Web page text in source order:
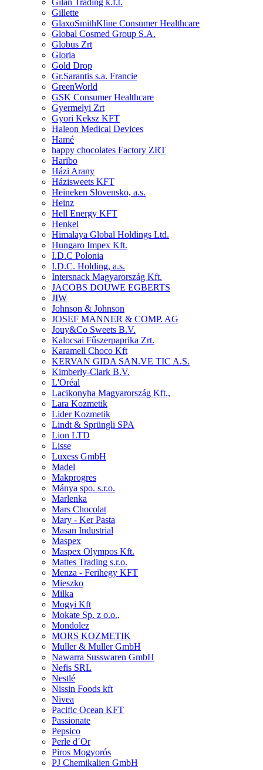
Gillette
GlaxoSmithKline Consumer Healthcare
Global Cosmed Group S.A.
Globus Zrt
Gloria
Gold Drop
Gr.Sarantis s.a. Francie
GreenWorld
GSK Consumer Healthcare
Gyermelyi Zrt
Gyori Keksz KFT
Haleon Medical Devices
Hamé
happy chocolates Factory ZRT
Haribo
Házi Arany
Házisweets KFT
Heineken Slovensko, a.s.
Heinz
Hell Energy KFT
Henkel
Himalaya Global Holdings Ltd.
Hungaro Impex Kft.
I.D.C Polonia
I.D.C. Holding, a.s.
Intersnack Magyarország Kft.
JACOBS DOUWE EGBERTS
JIW
Johnson & Johnson
JOSEF MANNER & COMP. AG
Jouy&Co Sweets B.V.
Kalocsai Fűszerpaprika Zrt.
Karamell Choco Kft
KERVAN GIDA SAN.VE TIC A.S.
Kimberly-Clark B.V.
L'Oréal
Lacikonyha Magyarország Kft.,
Lara Kozmetik
Lider Kozmetik
Lindt & Sprüngli SPA
Lion LTD
Lisse
Luxess GmbH
Madel
Makprogres
Mánya spo. s.r.o.
Marlenka
Mars Chocolat
Mary - Ker Pasta
Masan Industrial
Maspex
Maspex Olympos Kft.
Mattes Trading s.r.o.
Menza - Ferihegy KFT
Mieszko
Milka
Mogyi Kft
Mokate Sp. z o.o.,
Mondolez
MORS KOZMETIK
Muller & Muller GmbH
Nawarra Susswaren GmbH
Nefis SRL
Nestlé
Nissin Foods kft
Nivea
Pacific Ocean KFT
Passionate
Pepsico
Perle d´Or
Piros Mogyorós
PJ Chemikalien GmbH